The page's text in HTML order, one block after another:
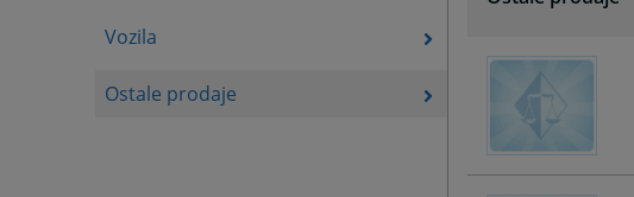
Vozila
Ostale prodaje